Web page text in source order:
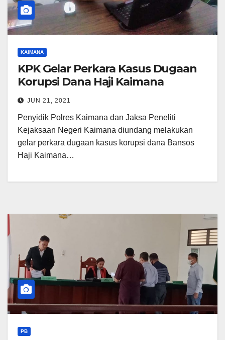
KAIMANA
KPK Gelar Perkara Kasus Dugaan
Korupsi Dana Haji Kaimana
JUN 21, 2021
Penyidik Polres Kaimana dan Jaksa Peneliti
Kejaksaan Negeri Kaimana diundang melakukan
gelar perkara dugaan kasus korupsi dana Bansos
Haji Kaimana…
PB